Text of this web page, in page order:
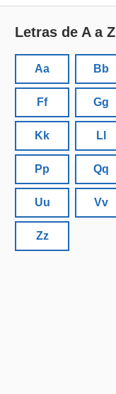
Letras de A a Z
Aa Bb
Ff Gg
Kk Ll
Pp Qq
Uu Vv
Zz